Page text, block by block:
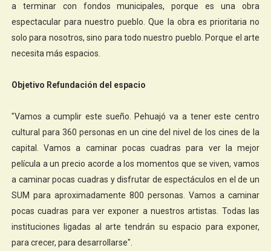
a terminar con fondos municipales, porque es una obra
espectacular para nuestro pueblo. Que la obra es prioritaria no
solo para nosotros, sino para todo nuestro pueblo. Porque el arte
necesita más espacios.
Objetivo Refundación del espacio
"Vamos a cumplir este sueño. Pehuajó va a tener este centro
cultural para 360 personas en un cine del nivel de los cines de la
capital. Vamos a caminar pocas cuadras para ver la mejor
película a un precio acorde a los momentos que se viven, vamos
a caminar pocas cuadras y disfrutar de espectáculos en el de un
SUM para aproximadamente 800 personas. Vamos a caminar
pocas cuadras para ver exponer a nuestros artistas. Todas las
instituciones ligadas al arte tendrán su espacio para exponer,
para crecer, para desarrollarse".